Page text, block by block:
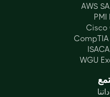
AWS
PMI
Cisco
WGU